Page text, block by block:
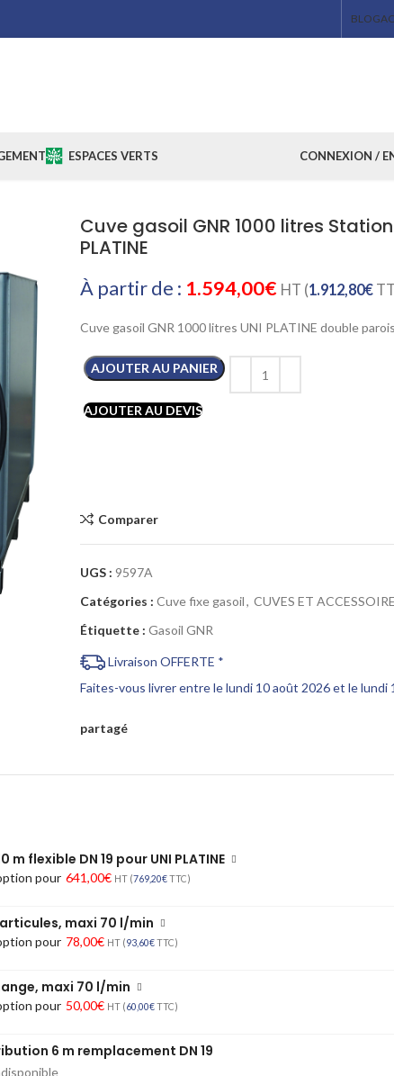
BLOG
ESPACES VERTS CONNEXION /
Cuve gasoil GNR 1000 litres Station
PLATINE
À partir de : 1.594,00€ HT (1.912,80€
Cuve gasoil GNR 1000 litres UNI PLATINE double
AJOUTER AU PANIER
AJOUTER AU DEVIS
Comparer
UGS : 9597A
Catégories : Cuve fixe gasoil, CUVES ET
Étiquette : Gasoil GNR
Livraison OFFERTE *
Faites-vous livrer entre le lundi 10 août 2026 et le lundi
partagé
m flexible DN 19 pour UNI PLATINE
pour 641,00€ HT (769,20€TTC)
maxi 70 l/min
pour 78,00€ HT (93,60€TTC)
maxi 70 l/min
pour 50,00€ HT (60,00€TTC)
6 m remplacement DN 19